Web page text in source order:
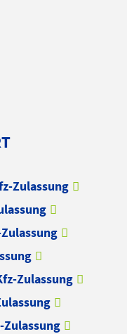
Zulassung
Zulassung